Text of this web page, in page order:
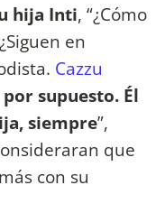
hija Inti, “¿Cómo
en
Cazzu
por supuesto. Él
siempre”,
que
con su